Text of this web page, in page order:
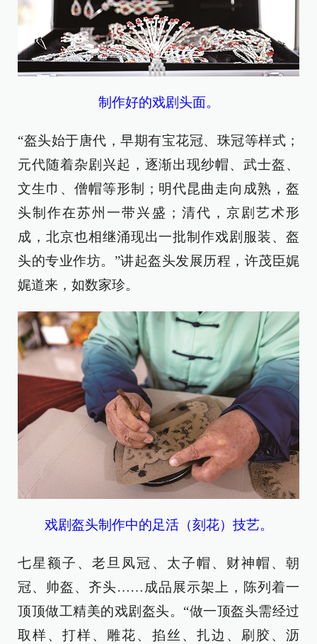
制作好的戏剧头面。
“盔头始于唐代，早期有宝花冠、珠冠等样式；
元代随着杂剧兴起，逐渐出现纱帽、武士盔、
文生巾、僧帽等形制；明代昆曲走向成熟，盔
头制作在苏州一带兴盛；清代，京剧艺术形
成，北京也相继涌现出一批制作戏剧服装、盔
头的专业作坊。”讲起盔头发展历程，许茂臣娓
娓道来，如数家珍。
戏剧盔头制作中的足活（刻花）技艺。
七星额子、老旦凤冠、太子帽、财神帽、朝
冠、帅盔、齐头……成品展示架上，陈列着一
顶顶做工精美的戏剧盔头。“做一顶盔头需经过
取样、打样、雕花、掐丝、扎边、刷胶、沥